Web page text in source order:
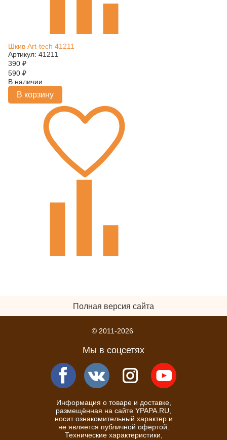
Шкив Art-tech 41211
Артикул: 41211
390 ₽
590 ₽
В наличии
В корзину
Полная версия сайта
© 2011-2026
Мы в соцсетях
Информация о товаре и доставке,
размещённая на сайте YPAPA.RU,
носит ознакомительный характер и
не является публичной офертой.
Технические характеристики,